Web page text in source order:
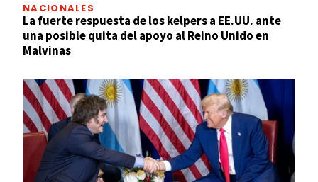
NACIONALES
La fuerte respuesta de los kelpers a EE.UU. ante
una posible quita del apoyo al Reino Unido en
Malvinas